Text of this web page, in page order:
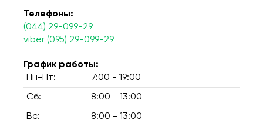
Телефоны:
(044) 29-099-29
viber (095) 29-099-29
График работы:
Пн-Пт:
7:00 - 19:00
Сб: 8:00 - 13:00
Вс: 8:00 - 13:00